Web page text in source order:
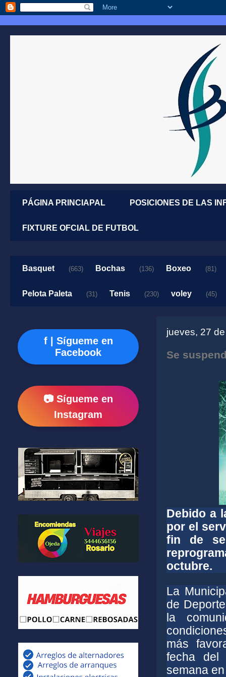
PÁGINA PRINCIAPAL POSICIONES DE LAS
FIXTURE OFCIAL DE FUTBOL
Basquet (663) Bochas (136) Boxeo (81)
Pelota Paleta (31) Tenis (230) voley (45)
jueves, 27
Se
Debido a
por el
fin de
octubre.
La
de
la
más
fecha del
semana
f | Sígueme en
Facebook
📷 Sígueme en
Instagram